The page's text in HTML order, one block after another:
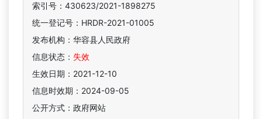
索引号：430623/2021-1898275
统一登记号：HRDR-2021-01005
发布机构：华容县人民政府
信息状态： 失效
生效日期：2021-12-10
信息时效期： 2024-09-05
公开方式：政府网站